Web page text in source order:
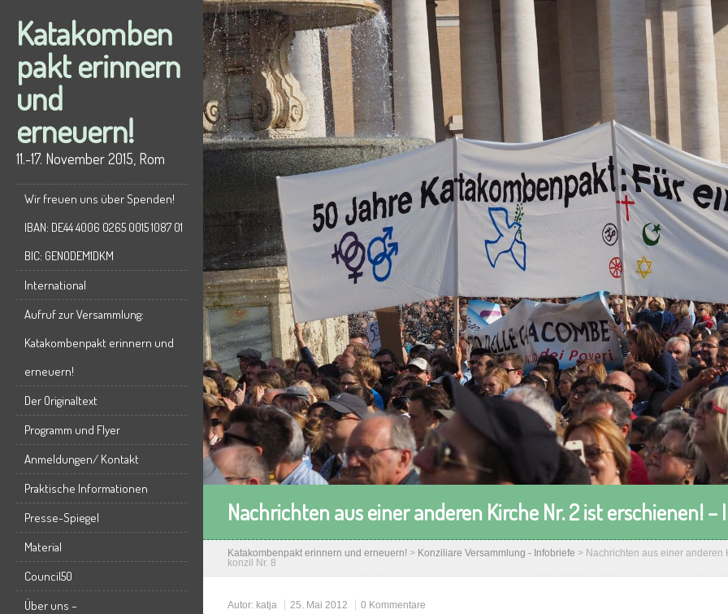
Katakomben
pakt erinnern
und
erneuern!
11.-17. November 2015, Rom
Wir freuen uns über Spenden!
IBAN: DE44 4006 0265 0015 1087 01
BIC: GENODEM1DKM
International
Aufruf zur Versammlung:
Katakombenpakt erinnern und
erneuern!
Der Originaltext
Programm und Flyer
Anmeldungen/ Kontakt
Praktische Informationen
Presse-Spiegel
Material
Council50
Über uns –
Nachrichten aus einer anderen Kirche Nr. 2 ist erschienen!
Katakombenpakt erinnern und erneuern! > Konziliare Versammlung - Infobriefe > Nachrichten aus einer anderen
konzil Nr. 8
Autor: katja 25. Mai 2012 0 Kommentare